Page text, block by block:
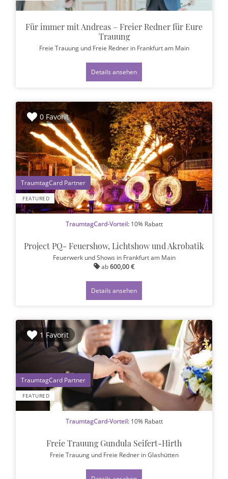
Für immer mit Andreas – Freier Redner für Eure
Trauung
Freie Trauung und Freie Redner in Frankfurt am Main
Details ansehen
0 Favorit
FEATURED
1
TraumtagCard-Vorteil:10% Rabatt
Project PQ- Feuershow, Lichtshow und Akrobatik
Feuerwerk und Shows in Frankfurt am Main
ab600,00 €
Details ansehen
1 Favorit
FEATURED
1
TraumtagCard-Vorteil:10% Rabatt
Freie Trauung Gundula Seifert-Hirth
Freie Trauung und Freie Redner in Glashütten